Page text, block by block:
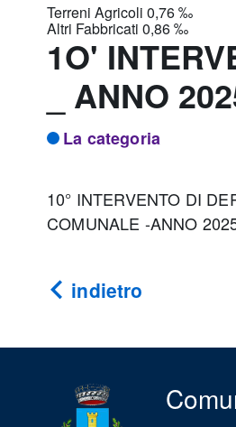
Terreni Agricoli 0,76 ‰
Altri Fabbricati 0,86 ‰
1O'
_ ANNO
La categoria
10° INTERVENTO DI
COMUNALE -ANNO
indietro